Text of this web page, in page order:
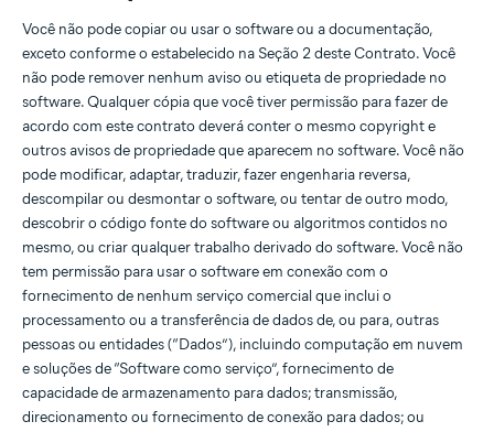
Você não pode copiar ou usar o software ou a documentação,
exceto conforme o estabelecido na Seção 2 deste Contrato. Você
não pode remover nenhum aviso ou etiqueta de propriedade no
software. Qualquer cópia que você tiver permissão para fazer de
acordo com este contrato deverá conter o mesmo copyright e
outros avisos de propriedade que aparecem no software. Você não
pode modificar, adaptar, traduzir, fazer engenharia reversa,
descompilar ou desmontar o software, ou tentar de outro modo,
descobrir o código fonte do software ou algoritmos contidos no
mesmo, ou criar qualquer trabalho derivado do software. Você não
tem permissão para usar o software em conexão com o
fornecimento de nenhum serviço comercial que inclui o
processamento ou a transferência de dados de, ou para, outras
pessoas ou entidades (“Dados”), incluindo computação em nuvem
e soluções de “Software como serviço”, fornecimento de
capacidade de armazenamento para dados; transmissão,
direcionamento ou fornecimento de conexão para dados; ou